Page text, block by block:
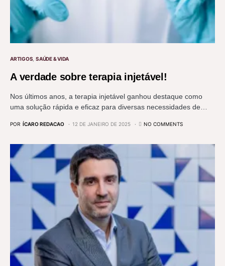
ARTIGOS SAÚDE & VIDA
A verdade sobre terapia injetável!
Nos últimos anos, a terapia injetável ganhou destaque como
uma solução rápida e eficaz para diversas necessidades de…
POR ÍCARO REDACAO 12 DE JANEIRO DE 2025 NO COMMENTS